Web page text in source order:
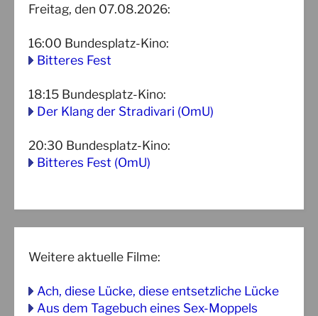
Freitag, den 07.08.2026:
16:00 Bundesplatz-Kino:
Bitteres Fest
18:15 Bundesplatz-Kino:
Der Klang der Stradivari (OmU)
20:30 Bundesplatz-Kino:
Bitteres Fest (OmU)
Weitere aktuelle Filme:
Ach, diese Lücke, diese entsetzliche Lücke
Aus dem Tagebuch eines Sex-Moppels